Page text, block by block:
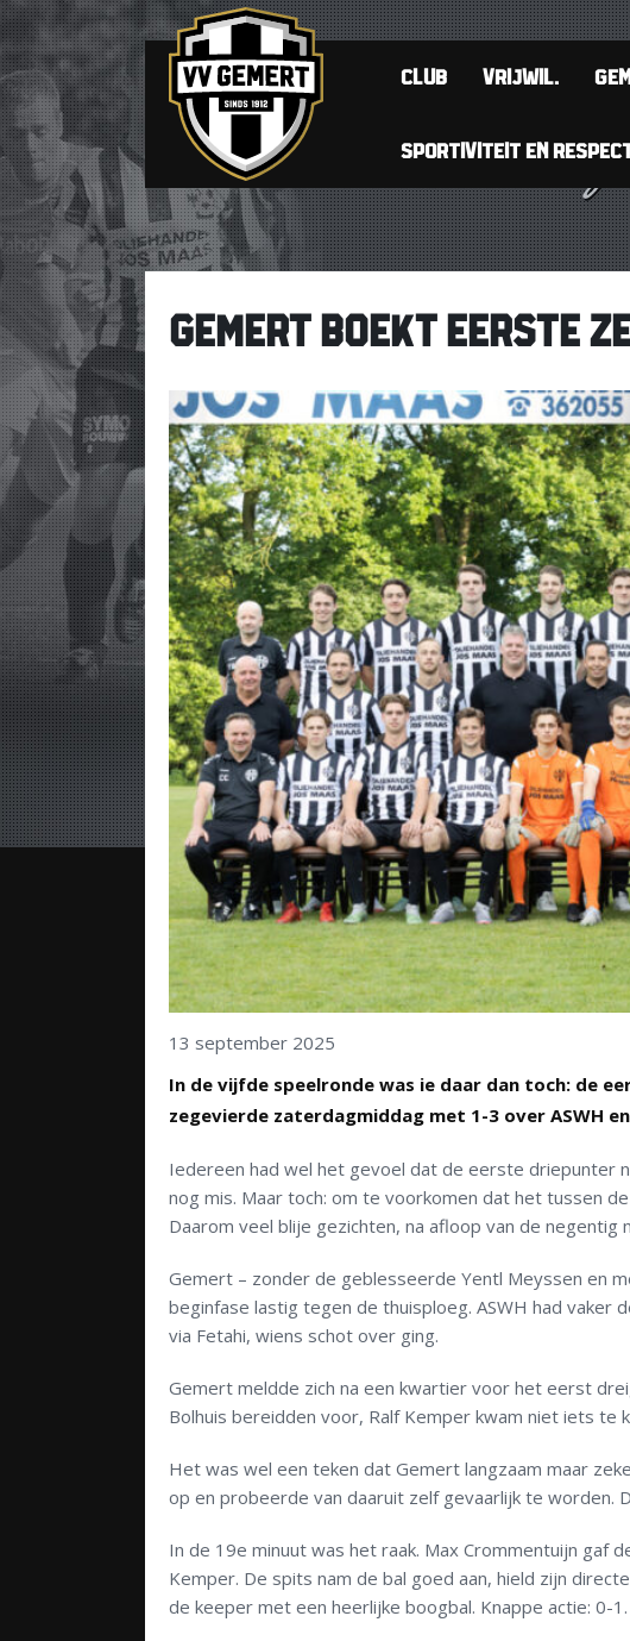
CLUB VRIJWIL.
SPORTIVITEIT EN
GEMERT BOEKT EERSTE
13 september 2025
In de vijfde speelronde was ie daar dan toch: de
zegevierde zaterdagmiddag met 1-3 over ASWH
Iedereen had wel het gevoel dat de eerste driepunter
nog mis. Maar toch: om te voorkomen dat het tussen
Daarom veel blije gezichten, na afloop van de
Gemert – zonder de geblesseerde Yentl Meyssen en
beginfase lastig tegen de thuisploeg. ASWH had vaker
via Fetahi, wiens schot over ging.
Gemert meldde zich na een kwartier voor het eerst
Bolhuis bereidden voor, Ralf Kemper kwam niet iets te
Het was wel een teken dat Gemert langzaam maar
op en probeerde van daaruit zelf gevaarlijk te worden.
In de 19e minuut was het raak. Max Crommentuijn gaf
Kemper. De spits nam de bal goed aan, hield zijn
de keeper met een heerlijke boogbal. Knappe actie: 0-1.